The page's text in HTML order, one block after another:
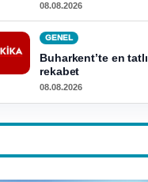
08.08.2026
GENEL
Buharkent’te en tatlı
rekabet
08.08.2026